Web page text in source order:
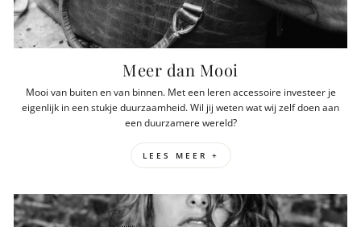
Meer dan Mooi
Mooi van buiten en van binnen. Met een leren accessoire investeer je
eigenlijk in een stukje duurzaamheid. Wil jij weten wat wij zelf doen aan
een duurzamere wereld?
LEES MEER +